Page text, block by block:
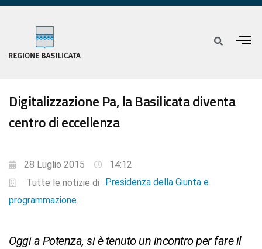
Digitalizzazione Pa, la Basilicata diventa
centro di eccellenza
28 Luglio 2015
14:12
Tutte le notizie di
Presidenza della Giunta e
programmazione
Oggi a Potenza, si è tenuto un incontro per fare il